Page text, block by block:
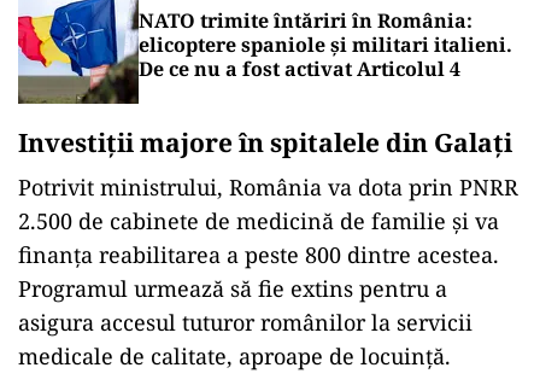
NATO trimite întăriri în România:
elicoptere spaniole și militari italieni.
De ce nu a fost activat Articolul 4
Investiții majore în spitalele din Galați
Potrivit ministrului, România va dota prin PNRR
2.500 de cabinete de medicină de familie și va
finanța reabilitarea a peste 800 dintre acestea.
Programul urmează să fie extins pentru a
asigura accesul tuturor românilor la servicii
medicale de calitate, aproape de locuință.